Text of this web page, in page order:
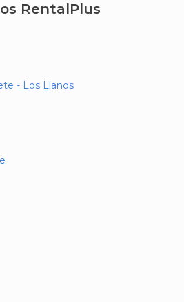
RentalPlus
- Los Llanos